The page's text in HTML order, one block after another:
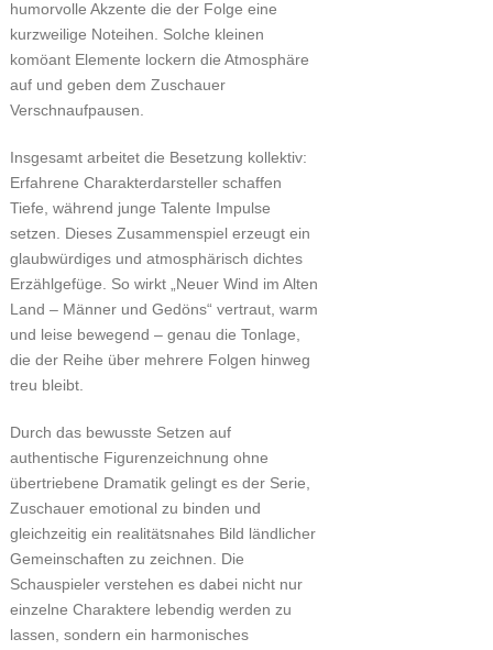
humorvolle Akzente die der Folge eine
kurzweilige Noteihen. Solche kleinen
komöant Elemente lockern die Atmosphäre
auf und geben dem Zuschauer
Verschnaufpausen.
Insgesamt arbeitet die Besetzung kollektiv:
Erfahrene Charakterdarsteller schaffen
Tiefe, während junge Talente Impulse
setzen. Dieses Zusammenspiel erzeugt ein
glaubwürdiges und atmosphärisch dichtes
Erzählgefüge. So wirkt „Neuer Wind im Alten
Land – Männer und Gedöns“ vertraut, warm
und leise bewegend – genau die Tonlage,
die der Reihe über mehrere Folgen hinweg
treu bleibt.
Durch das bewusste Setzen auf
authentische Figurenzeichnung ohne
übertriebene Dramatik gelingt es der Serie,
Zuschauer emotional zu binden und
gleichzeitig ein realitätsnahes Bild ländlicher
Gemeinschaften zu zeichnen. Die
Schauspieler verstehen es dabei nicht nur
einzelne Charaktere lebendig werden zu
lassen, sondern ein harmonisches